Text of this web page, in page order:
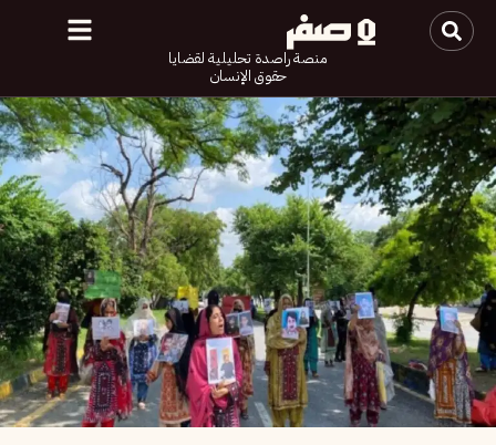
منصة راصدة تحليلية لقضايا
حقوق الإنسان